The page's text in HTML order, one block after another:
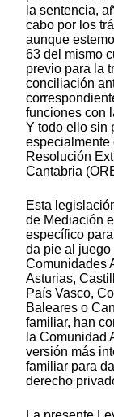
la sentencia,
cabo por los
aunque
63 del mismo
previo para la
conciliación
funciones con
Y todo ello sin
especialmente
Resolución
Cantabria
Esta
de Mediación
específico
da pie al
Comunidades
Asturias,
País Vasco,
Baleares o
familiar, han
la Comunidad
versión más
familiar para
derecho